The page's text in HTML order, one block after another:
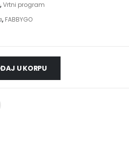
,Vrtni program
, FABBYGO
U KORPU